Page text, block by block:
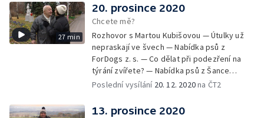
27 min
20. prosince 2020
Chcete mě?
Rozhovor s Martou Kubišovou — Útulky už
nepraskají ve švech — Nabídka psů z
ForDogs z. s. — Co dělat při podezření na
týrání zvířete? — Nabídka psů z Šance
zvířatům — Rozloučení
Poslední vysílání 20. 12. 2020na ČT2
13. prosince 2020